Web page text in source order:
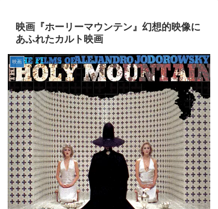
映画『ホーリーマウンテン』幻想的映像に
あふれたカルト映画
映画